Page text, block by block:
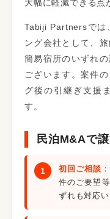
大幅に軽減できる点
Tabiji Partnersでは
ング会社として、
簡易宿所のいずれ
ございます。案件
グ後の引継ぎ支援
す。
民泊M&Aで
初回ご相談
件のご要望
ずれも対応い